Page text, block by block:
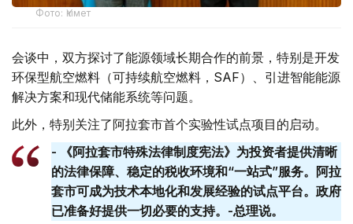
Фото: Үкімет
会谈中，双方探讨了能源领域长期合作的前景，特别是开发
环保型航空燃料（可持续航空燃料，SAF）、引进智能能源
解决方案和现代储能系统等问题。
此外，特别关注了阿拉套市首个实验性试点项目的启动。
- 《阿拉套市特殊法律制度宪法》为投资者提供清晰
的法律保障、稳定的税收环境和“一站式”服务。阿拉
套​​市可成为技术本地化和发展经验的试点平台。政府
已准备好提供一切必要的支持。-总理说。